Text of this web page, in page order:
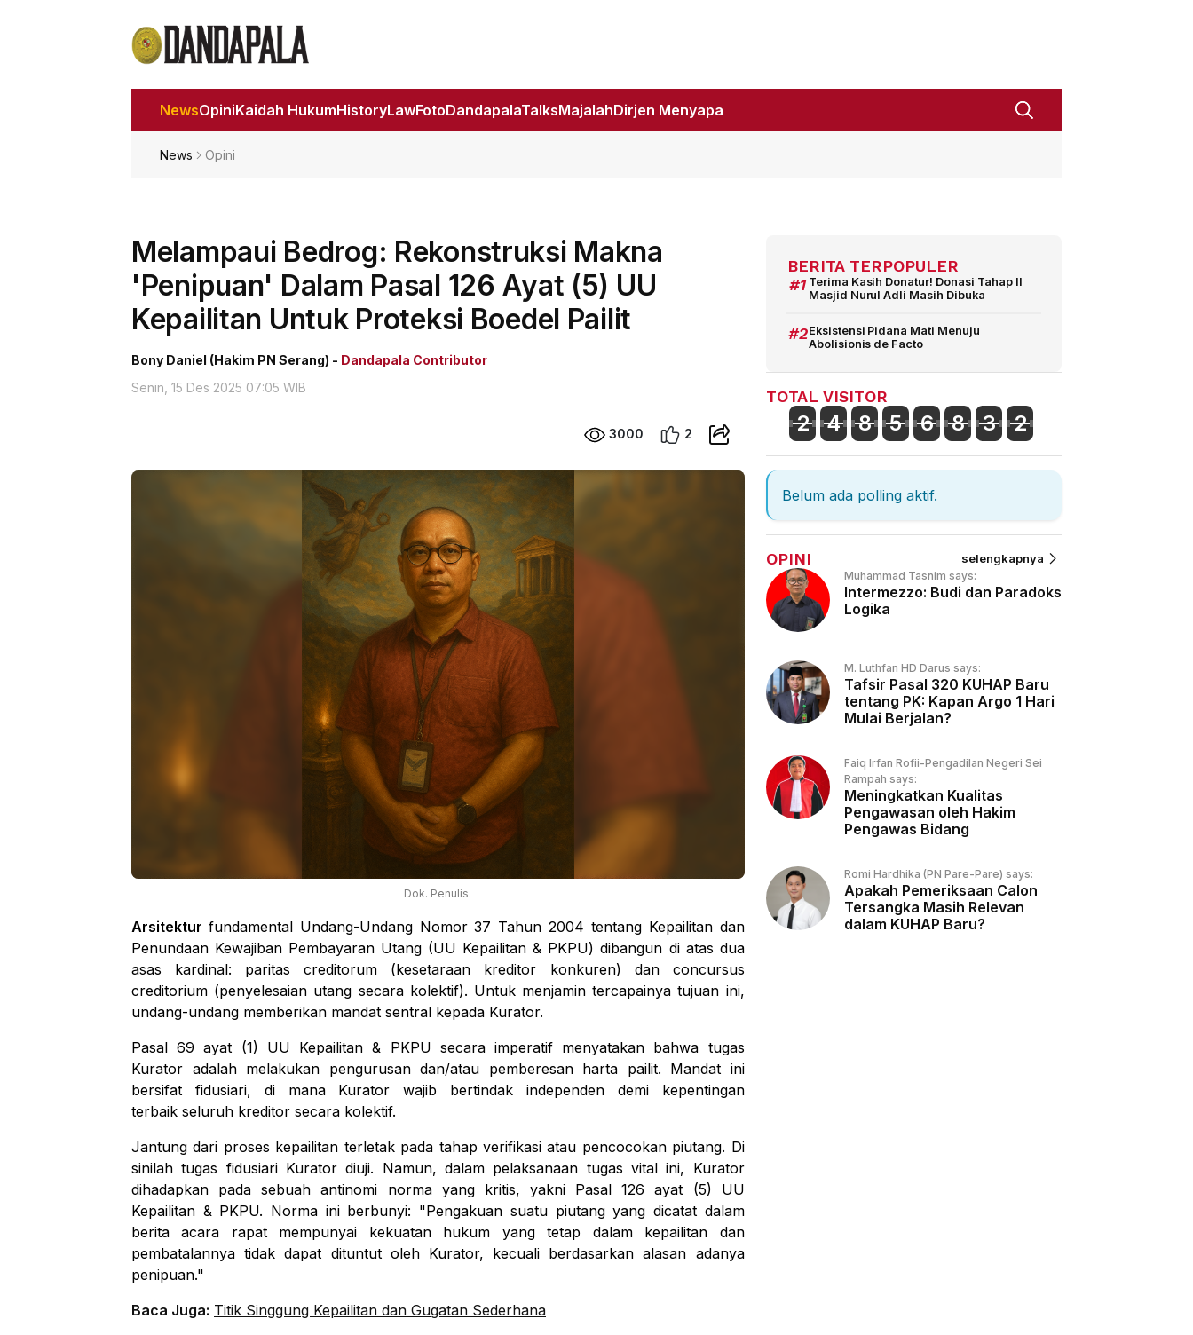
NewsOpiniKaidah HukumHistoryLawFotoDandapalaTalksMajalahDirjen Menyapa
News Opini
Melampaui Bedrog: Rekonstruksi Makna
'Penipuan' Dalam Pasal 126 Ayat (5) UU
Kepailitan Untuk Proteksi Boedel Pailit
Bony Daniel (Hakim PN Serang) - Dandapala Contributor
Senin, 15 Des 2025 07:05 WIB
3000 2
Dok. Penulis.
Arsitektur fundamental Undang-Undang Nomor 37 Tahun 2004 tentang Kepailitan dan
Penundaan Kewajiban Pembayaran Utang (UU Kepailitan & PKPU) dibangun di atas dua
asas kardinal: paritas creditorum (kesetaraan kreditor konkuren) dan concursus
creditorium (penyelesaian utang secara kolektif). Untuk menjamin tercapainya tujuan ini,
undang-undang memberikan mandat sentral kepada Kurator.
Pasal 69 ayat (1) UU Kepailitan & PKPU secara imperatif menyatakan bahwa tugas
Kurator adalah melakukan pengurusan dan/atau pemberesan harta pailit. Mandat ini
bersifat fidusiari, di mana Kurator wajib bertindak independen demi kepentingan
terbaik seluruh kreditor secara kolektif.
Jantung dari proses kepailitan terletak pada tahap verifikasi atau pencocokan piutang. Di
sinilah tugas fidusiari Kurator diuji. Namun, dalam pelaksanaan tugas vital ini, Kurator
dihadapkan pada sebuah antinomi norma yang kritis, yakni Pasal 126 ayat (5) UU
Kepailitan & PKPU. Norma ini berbunyi: "Pengakuan suatu piutang yang dicatat dalam
berita acara rapat mempunyai kekuatan hukum yang tetap dalam kepailitan dan
pembatalannya tidak dapat dituntut oleh Kurator, kecuali berdasarkan alasan adanya
penipuan."
Baca Juga: Titik Singgung Kepailitan dan Gugatan Sederhana
BERITA TERPOPULER
#1 Terima Kasih Donatur! Donasi Tahap II
Masjid Nurul Adli Masih Dibuka
#2Eksistensi Pidana Mati Menuju
Abolisionis de Facto
TOTAL VISITOR
2 4 8 5 6 8 3 2
Belum ada polling aktif.
OPINI selengkapnya
Muhammad Tasnim says:
Intermezzo: Budi dan Paradoks
Logika
M. Luthfan HD Darus says:
Tafsir Pasal 320 KUHAP Baru
tentang PK: Kapan Argo 1 Hari
Mulai Berjalan?
Faiq Irfan Rofii-Pengadilan Negeri Sei
Rampah says:
Meningkatkan Kualitas
Pengawasan oleh Hakim
Pengawas Bidang
Romi Hardhika (PN Pare-Pare) says:
Apakah Pemeriksaan Calon
Tersangka Masih Relevan
dalam KUHAP Baru?